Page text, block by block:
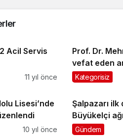
Acil Servis
11 yıl önce
Prof. Dr.
vefat eden
verildi
Kategorisiz
Lisesi’nde
10 yıl önce
Şalpazarı
Büyükelçi
Gündem